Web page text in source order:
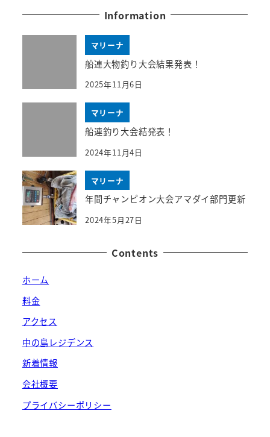
Information
マリーナ
船連大物釣り大会結果発表！
2025年11月6日
マリーナ
船連釣り大会結発表！
2024年11月4日
マリーナ
年間チャンピオン大会アマダイ部門更新
2024年5月27日
Contents
ホーム
料金
アクセス
中の島レジデンス
新着情報
会社概要
プライバシーポリシー